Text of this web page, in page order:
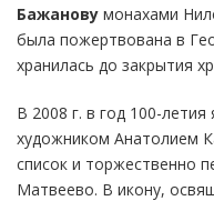
Бажанову монахами
была пожертвована в
хранилась до закрытия
В 2008 г. в год 100-
художником Анатолием
список и торжественно
Матвеево. В икону,